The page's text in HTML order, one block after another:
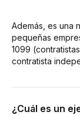
Además, es una
pequeñas
1099
contratista
¿Cuál es un